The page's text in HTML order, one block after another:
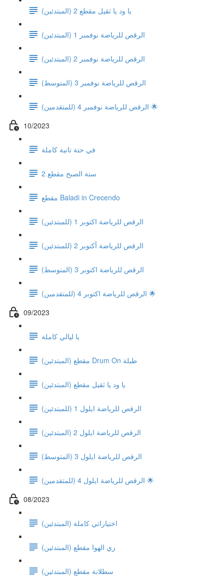
يا ود يا ثقيل مقطع 2 (المبتدئين)
الرقص للرياضة نوفمبر 1 (المبتدئين)
الرقص للرياضة نوفمبر 2 (المبتدئين)
(الرقص للرياضة نوفمبر 3 (المتوسط
الرقص للرياضة نوفمبر 4 (للمتقدمين) 🌟
10/2023
في حتة تانية كاملة
ستة الصبح مقطع 2
مقطع Baladi in Crecendo
(الرقص للرياضة اكتوبر 1 (للمبتدئين
الرقص للرياضة أكتوبر 2 (للمبتدئين)
(الرقص للرياضة اكتوبر 3 (المتوسط
الرقص للرياضة اكتوبر 4 (للمتقدمين) 🌟
09/2023
يا ليالي كاملة
مقطع (المبتدئين) Drum On طبلة
يا ود يا ثقيل مقطع (المبتدئين)
(الرقص للرياضة ايلول 1 (للمبتدئين
(الرقص للرياضة ايلول 2 (المبتدئين
(الرقص للرياضة ايلول 3 (المتوسط
الرقص للرياضة ايلول 4 (للمتقدمين) 🌟
08/2023
اختياراتي كاملة (المبتدئين)
زي الهوا مقطع (المبتدئين)
سطلانة مقطع (المبتدئين)